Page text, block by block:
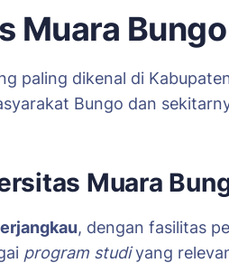
Muara
paling dikenal di
Bungo dan
Muara
, dengan fasilitas
program studiyang